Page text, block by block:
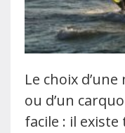
Le choix
ou d’un
facile : il